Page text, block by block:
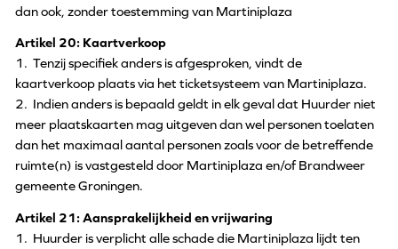
dan ook, zonder toestemming van Martiniplaza
Artikel 20: Kaartverkoop
1. Tenzij specifiek anders is afgesproken, vindt de
kaartverkoop plaats via het ticketsysteem van Martiniplaza.
2. Indien anders is bepaald geldt in elk geval dat Huurder niet
meer plaatskaarten mag uitgeven dan wel personen toelaten
dan het maximaal aantal personen zoals voor de betreffende
ruimte(n) is vastgesteld door Martiniplaza en/of Brandweer
gemeente Groningen.
Artikel 21: Aansprakelijkheid en vrijwaring
1. Huurder is verplicht alle schade die Martiniplaza lijdt ten